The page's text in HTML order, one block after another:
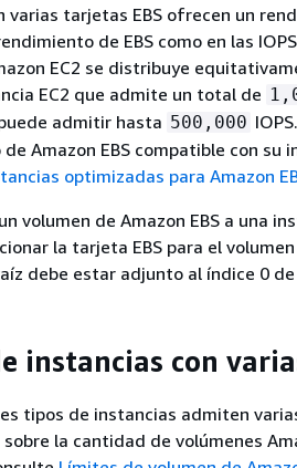
varias tarjetas EBS ofrecen un
de EBS como en las
EC2 se distribuye
EC2 que admite un total de
admitir hasta 500,000
Amazon EBS compatible con su
optimizadas para Amazon
volumen de Amazon EBS a una
la tarjeta EBS para el
debe estar adjunto al índice 0
instancias con
tipos de instancias admiten
la cantidad de volúmenes